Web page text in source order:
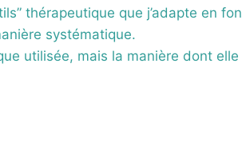
thérapeutique que j’adapte en
systématique.
utilisée, mais la manière dont